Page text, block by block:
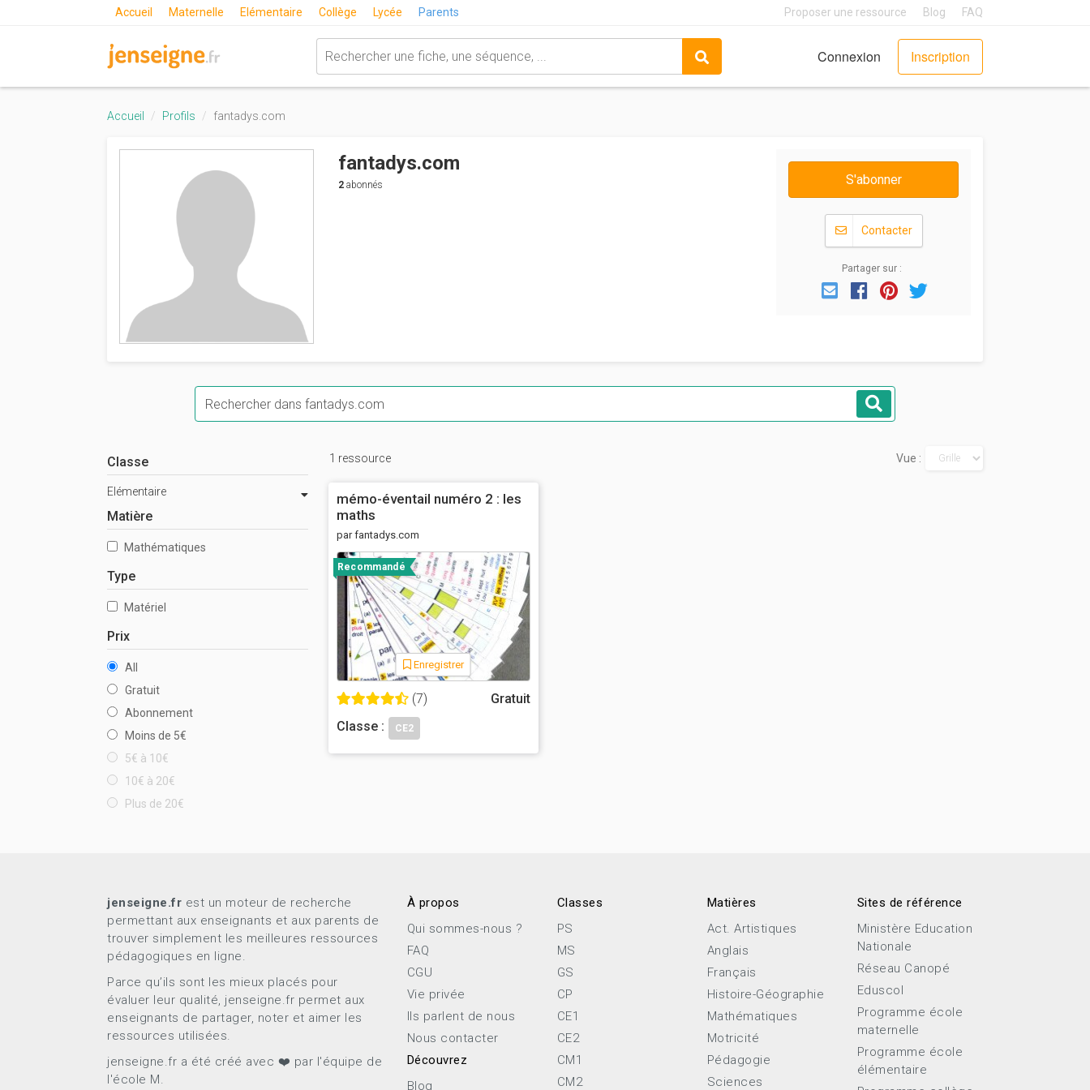
Accueil Maternelle Elémentaire Collège Lycée Parents Proposer une ressource Blog FAQ
Connexion Inscription
Accueil Profils fantadys.com
fantadys.com
2 abonnés S'abonner
Contacter
Partager sur :
EmailFacebook
Pinterest
Mots-clés
Classe
Elémentaire
Matière
Mathématiques
Type
Matériel
Prix
All
Gratuit
Abonnement
Moins de 5€
5€ à 10€
10€ à 20€
Plus de 20€
1 ressource Vue :
mémo-éventail numéro 2 : les
maths
par fantadys.com
Recommandé
Enregistrer
(7)
Gratuit
Classe :
CE2
jenseigne.fr est un moteur de recherche
permettant aux enseignants et aux parents de
trouver simplement les meilleures ressources
pédagogiques en ligne.
Parce qu’ils sont les mieux placés pour
évaluer leur qualité, jenseigne.fr permet aux
enseignants de partager, noter et aimer les
ressources utilisées.
jenseigne.fr a été créé avec ❤️ par l'équipe de
l'école M.
À propos
Qui sommes-nous ?
FAQ
CGU
Vie privée
Ils parlent de nous
Nous contacter
Découvrez
Blog
Classes
PS
MS
GS
CP
CE1
CE2
CM1
CM2
Matières
Act. Artistiques
Anglais
Français
Histoire-Géographie
Mathématiques
Motricité
Pédagogie
Sciences
Sites de référence
Ministère Education
Nationale
Réseau Canopé
Eduscol
Programme école
maternelle
Programme école
élémentaire